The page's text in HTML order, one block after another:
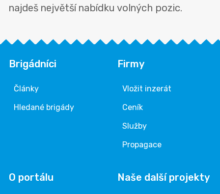
najdeš největší nabídku volných pozic.
Brigádníci
Články
Hledané brigády
Firmy
Vložit inzerát
Ceník
Služby
Propagace
O portálu Naše další projekty